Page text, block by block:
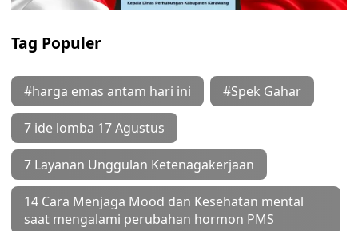
Tag Populer
#harga emas antam hari ini #Spek Gahar
7 ide lomba 17 Agustus
7 Layanan Unggulan Ketenagakerjaan
14 Cara Menjaga Mood dan Kesehatan mental
saat mengalami perubahan hormon PMS